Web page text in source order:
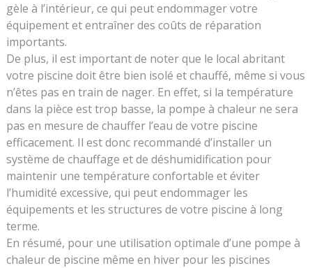
gèle à l’intérieur, ce qui peut endommager votre
équipement et entraîner des coûts de réparation
importants.
De plus, il est important de noter que le local abritant
votre piscine doit être bien isolé et chauffé, même si vous
n’êtes pas en train de nager. En effet, si la température
dans la pièce est trop basse, la pompe à chaleur ne sera
pas en mesure de chauffer l’eau de votre piscine
efficacement. Il est donc recommandé d’installer un
système de chauffage et de déshumidification pour
maintenir une température confortable et éviter
l’humidité excessive, qui peut endommager les
équipements et les structures de votre piscine à long
terme.
En résumé, pour une utilisation optimale d’une pompe à
chaleur de piscine même en hiver pour les piscines